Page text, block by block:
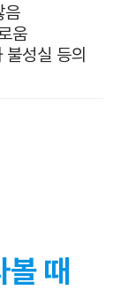
음
움
성실 등의
때